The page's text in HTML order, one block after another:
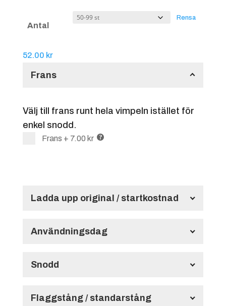
Antal
Rensa
52.00 kr
Frans
Välj till frans runt hela vimpeln istället för
enkel snodd.
Frans + 7.00 kr
Ladda upp original / startkostnad
Max file size: 5 MB
Användningsdag
Snodd
Flaggstång / standarstång